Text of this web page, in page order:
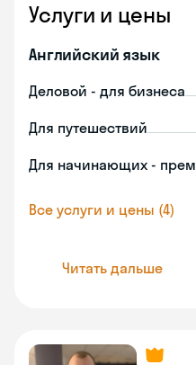
Услуги и цены
Английский язык
Деловой - для бизнеса
Для путешествий
Для начинающих -
Все услуги и цены (4)
Читать дальше